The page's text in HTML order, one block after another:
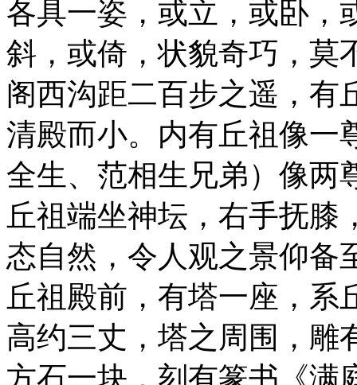
各具一姿，或立，或卧，
斜，或倚，状貌奇巧，莫
阁西沟距二百步之遥，有
清殿而小。内有丘祖像一
全生、范相生兄弟）像两
丘祖端坐神坛，右手抚膝
态自然，令人观之景仰备
丘祖殿前，有塔一座，系
高约三丈，塔之周围，雕
方石一块，刻有篆书《满